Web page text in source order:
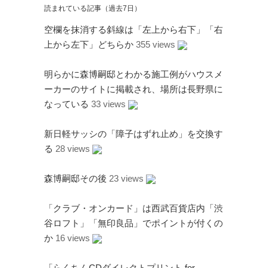
読まれている記事（過去7日）
空欄を抹消する斜線は「左上から右下」「右
上から左下」どちらか 355 views
明らかに森博嗣邸とわかる施工例がハウスメ
ーカーのサイトに掲載され、場所は長野県に
なっている 33 views
新日軽サッシの「障子はずれ止め」を交換す
る 28 views
森博嗣邸その後 23 views
「クラブ・オンカード」は西武百貨店内「渋
谷ロフト」「無印良品」でポイントが付くの
か 16 views